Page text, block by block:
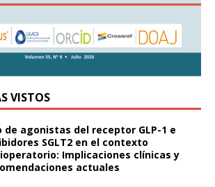
VISTOS
de agonistas del receptor GLP-1 e
SGLT2 en el contexto
Implicaciones clínicas y
actuales